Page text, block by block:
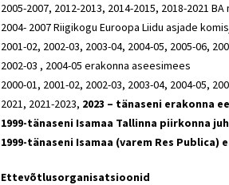
2005-2007, 2012-2013, 2014-2015, 2018-2021
2004- 2007 Riigikogu Euroopa Liidu asjade
2001-02, 2002-03, 2003-04, 2004-05, 2005-06,
2002-03 , 2004-05 erakonna aseesimees
2000-01, 2001-02, 2002-03, 2003-04, 2004-05,
2021, 2021-2023, 2023 – tänaseni erakonna
1999-tänaseni Isamaa Tallinna piirkonna
1999-tänaseni Isamaa (varem Res Publica)
Ettevõtlusorganisatsioonid